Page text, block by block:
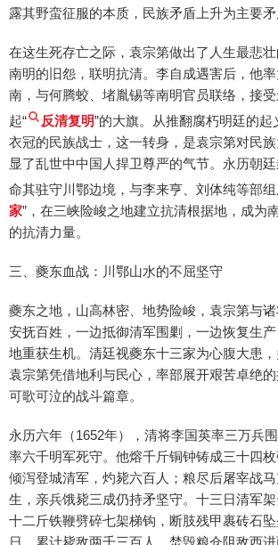
露其野蛮征服的本质，民族矛盾上升为主要矛
在这生死存亡之际，袁宗第做出了人生最悲
南明的旧怨，联明抗清。李自成遇害后，他
南，与何腾蛟、堵胤锡等南明官员联络，接
起“
反清复明”的大旗。从推翻腐朽明廷的起
衣冠的民族战士，这一转身，是袁宗第对民
显了乱世中中国人捍卫尊严的气节。永历朝廷
命其驻守川鄂边境，与李来亨、刘体纯等部组
家”，在三峡险峻之地建立抗清根据地，成为
的抗清力量。
三、夔东血战：川鄂山水的不屈坚守
夔东之地，山高林密、地势险峻，袁宗第与诸
安抚百姓，一边抵御清军围剿，一边恢复生
地重获生机。清廷视夔东十三家为心腹大患，
袁宗第凭借地利与民心，率部展开艰苦卓绝
可歌可泣的战斗篇章。
永历六年（1652年），清将李国英率三万兵
率六千明军死守。他熔千斤铜钟铸成三十四
倾泻登城清军，灼毙六百人；粮尽后屠宰战
生，亲兵饿毙三成仍持矛坚守。十三日清军
十二斤铁鞭劈碎七架梯钩，断肢残甲裹砖石
日，累计毙敌两千三百人，焚毁粮仓阻敌西